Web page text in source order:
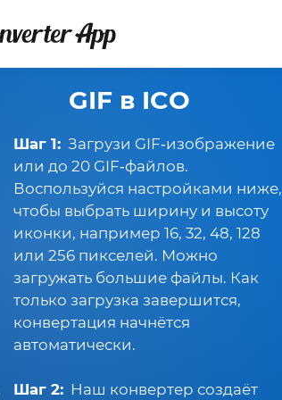
GIF в ICO
Шаг 1: Загрузи GIF‑изображение
или до 20 GIF‑файлов.
Воспользуйся настройками ниже,
чтобы выбрать ширину и высоту
иконки, например 16, 32, 48, 128
или 256 пикселей. Можно
загружать большие файлы. Как
только загрузка завершится,
конвертация начнётся
автоматически.
Шаг 2: Наш конвертер создаёт